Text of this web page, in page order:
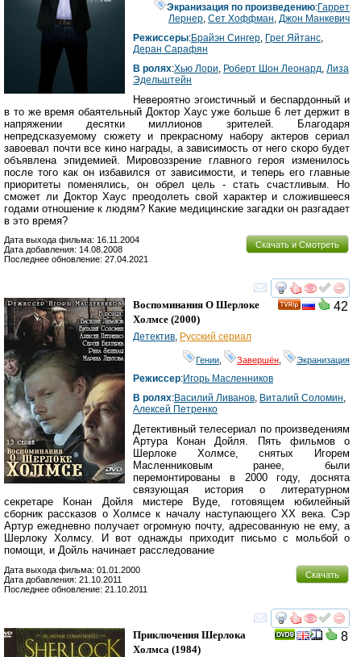
Экранизация по произведению:Гаррет
Лернер ,Сет Хоффман Джон Манкевич
Режиссеры:Брайэн Сингер Грег Яйтанс
Деран Сарафян
В ролях:Хью Лори Роберт Шон Леонард Лиза
Эдельштейн
Невероятно эгоистичный и беспардонный и
в то же время обаятельный Доктор Хаус уже больше 6 лет держит в
напряжении десятки миллионов зрителей. Благодаря
непредсказуемому сюжету и прекрасному набору актеров сериал
завоевал почти все кино награды, а зависимость от него скоро будет
объявлена эпидемией. Мировоззрение главного героя изменилось
после того как он избавился от зависимости, и теперь его главные
приоритеты поменялись, он обрел цель - стать счастливым. Но
сможет ли Доктор Хаус преодолеть свой характер и сложившееся
годами отношение к людям? Какие медицинские загадки он разгадает
в это время?
Скачать и Смотреть
Дата выхода фильма: 16.11.2004
Дата добавления: 14.08.2008
Последнее обновление: 27.04.2021
смотреть
42
Воспоминания О Шерлоке
Холмсе (2000)
Детектив, Русский сериал
Гении Завершён Экранизация
Режиссер:Игорь Масленников
В ролях:Василий Ливанов, Виталий Соломин,
Алексей Петренко
Детективный телесериал по произведениям
Артура Конан Дойля. Пять фильмов о
Шерлоке Холмсе, снятых Игорем
Масленниковым ранее, были
перемонтированы в 2000 году, доснята
связующая история о литературном
секретаре Конан Дойля мистере Вуде, готовящем юбилейный
сборник рассказов о Холмсе к началу наступающего XX века. Сэр
Артур ежедневно получает огромную почту, адресованную не ему, а
Шерлоку Холмсу. И вот однажды приходит письмо с мольбой о
помощи, и Дойль начинает расследование
Скачать
Дата выхода фильма: 01.01.2000
Дата добавления: 21.10.2011
Последнее обновление: 21.10.2011
смотреть
8
Приключения Шерлока
Холмса (1984)